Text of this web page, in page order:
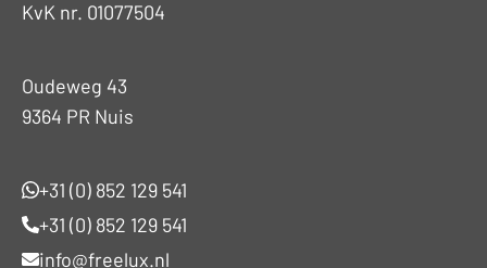
KvK nr. 01077504
Oudeweg 43
9364 PR Nuis
+31 (0) 852 129 541
+31 (0) 852 129 541
info@freelux.nl